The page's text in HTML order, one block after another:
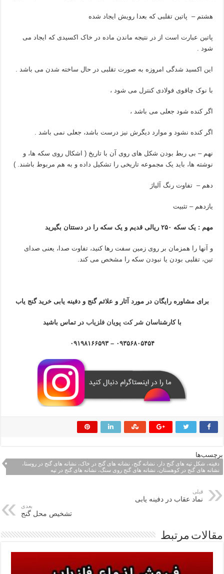
هشتم – پاتین تقلبی که بعدا رویش ایجاد شده
پاتین عبارت است از در نتیجه ماندن ماده در خاک اکسیدی که ایجاد می
شود .
این اکسید شدگی امروزه به صورت تقلبی در حال ساخته شدن می باشد .
با نوک چاقوی فولادی کنترل می شود ،
اگر کنده شود جعلی می باشد ،
اگر کنده نشود و موارد دیگرش نیز درست باشد، جعلی نمی باشد .
نهم – بی ربط بودن شکل های روی آن با تاریخ ( اشکال روی سکه ها، و
نوشته ها، باید یک مجموعه تاریخی را تشکیل داده و به هم مربوط باشند. )
دهم – تفاوت رنگ آلیاژ
یازدهم – تثبیت
مهم : یک سکه ۲۵۰ ریالی قدیم و یک سکه را در دستتان بگیرید
و آنها را همزمان بر روی زمین سفت رها کنید، تفاوت صدا، یعنی صدای
تین، تقلبی بودن یا نبودن سکه را مشخص می کند.
برای مشاوره رایگان در مورد آثار و علائم گنج و دفینه یابی خرید گنج یاب
با کارشناسانشر کت پویان فلزیاب در تماس باشید
۰۹۳۵۶۸۰۵۴۵۴ – ۰۹۱۹۸۱۶۶۵۹۳
برچسب‌ها
دفینه، شکل تپه های گنج دار، نشانه گنج، نشانه های گنج در خاک، نشانه های گنج در روستا،
نشانه های گنج در کوهستان، نشانه های گنج روی سنگ، نشانه های گنج در تپه
قبلی
نماد عقاب در دفینه یابی
بعدی
تشخیص محل گنج
مقالات مرتبط